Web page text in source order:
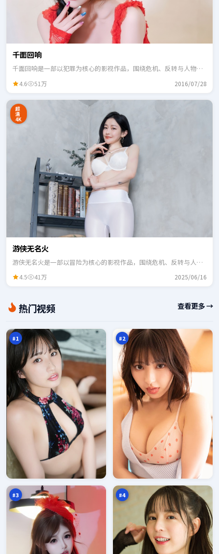
千面回响
千面回响是一部以犯罪为核心的影视作品，围绕危机、反转与人物成
4.6 51万 2016/07/28
超
清
4K
游侠无名火
游侠无名火是一部以冒险为核心的影视作品，围绕危机、反转与人物
4.5 41万 2025/06/16
热门视频 查看更多 →
#1
控
边
线
98
#2
#3
逐
日
无
名
火
万
#4
暗
涌
97
万